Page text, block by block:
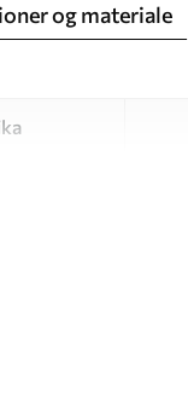
og materiale